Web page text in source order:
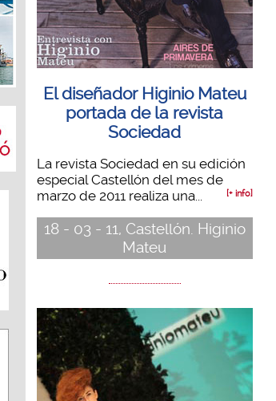
El diseñador Higinio Mateu
portada de la revista
Sociedad
La revista Sociedad en su edición
especial Castellón del mes de
marzo de 2011 realiza una...
[+ info]
18 - 03 - 11, Castellón. Higinio
Mateu